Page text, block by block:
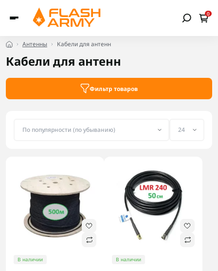
0
Антенны Кабели для антенн
Кабели для антенн
Фильтр товаров
В наличии В наличии